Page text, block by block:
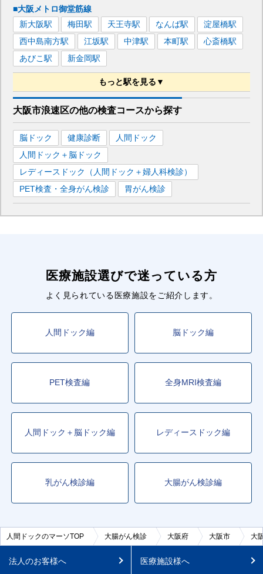
■大阪メトロ御堂筋線
新大阪駅 梅田駅 天王寺駅 なんば駅 淀屋橋駅
西中島南方駅 江坂駅 中津駅 本町駅 心斎橋駅
あびこ駅 新金岡駅
もっと駅を見る▼
■大阪メトロ四つ橋線
西梅田駅 なんば駅 肥後橋駅 本町駅 岸里駅
玉出 駅 北加賀屋駅
■大阪メトロ千日前線
玉川駅 野田阪神駅 なんば駅 谷町九丁目
阿波座駅 今里駅
大阪市浪速区の他の検査コースから探す
脳ドック 健康診断
人間ドック
人間ドック＋脳ドック
レディースドック（人間ドック＋婦人科検診）
PET検査・全身がん検診
胃がん検診
医療施設選びで迷っている方
よく見られている医療施設をご紹介します。
人間ドック編 脳ドック編
PET検査編 全身MRI検査編
人間ドック＋脳ドック編 レディースドック編
乳がん検診編 大腸がん検診編
人間ドックのマーソTOP 大腸がん検診 大阪府 大阪市 大
法人のお客様へ 医療施設様へ